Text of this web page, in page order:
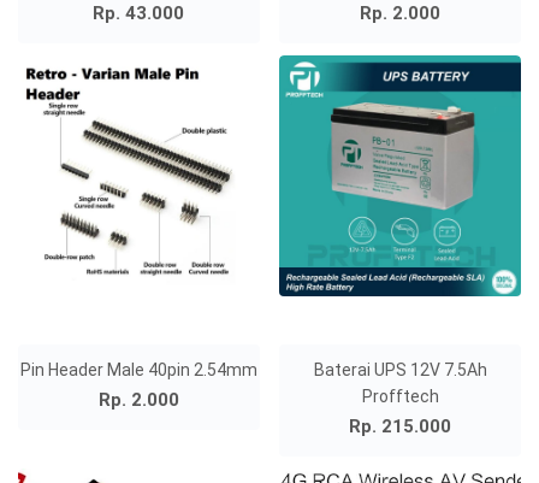
Rp. 43.000 Rp. 2.000
Pin Header Male 40pin 2.54mm
Rp. 2.000
Baterai UPS 12V 7.5Ah
Profftech
Rp. 215.000